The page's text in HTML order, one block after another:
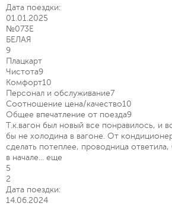
Дата поездки:
01.01.2025
№073Е
БЕЛАЯ
9
Плацкарт
Чистота9
Комфорт10
Персонал и обслуживание7
Соотношение цена/качество10
Общее впечатление от поезда9
Т.к.вагон был новый все понравилось, и
бы не холодина в вагоне. От
сделать потеплее, проводница ответила,
в начале... еще
5
2
Дата поездки:
14.06.2024